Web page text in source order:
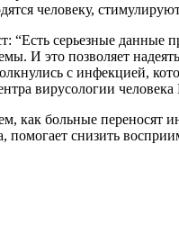
человеку,
“Есть серьезные
И это позволяет
с инфекцией,
вирусологии
как больные переносят
помогает снизить